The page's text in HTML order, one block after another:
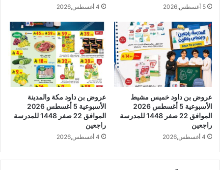
5 أغسطس,2026 4 أغسطس,2026
عروض بن داود خميس مشيط
الأسبوعية 5 أغسطس 2026
الموافق 22 صفر 1448 للمدرسة
راجعين
4 أغسطس,2026
عروض بن داود مكة والمدينة
الأسبوعية 5 أغسطس 2026
الموافق 22 صفر 1448 للمدرسة
راجعين
4 أغسطس,2026